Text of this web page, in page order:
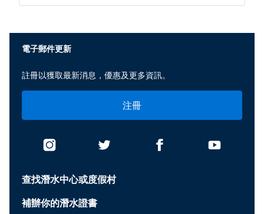
查找潛水中心或度假村
補辦你的潛水證書
電子郵件更新
註冊以獲取最新消息，優惠及更多資訊。
注冊